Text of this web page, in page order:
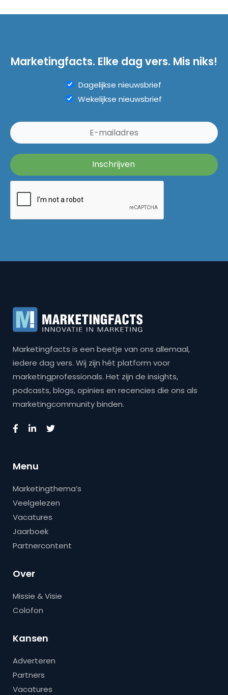
Marketingfacts. Elke dag vers. Mis niks!
Dagelijkse nieuwsbrief
Wekelijkse nieuwsbrief
Marketingfacts is een beetje van ons allemaal,
iedere dag vers. Wij zijn hét platform voor
marketingprofessionals. Het zijn de insights,
podcasts, blogs, opinies en recencies die ons als
marketingcommunity binden.
Menu
Marketingthema’s
Veelgelezen
Vacatures
Jaarboek
Partnercontent
Over
Missie & Visie
Colofon
Kansen
Adverteren
Partners
Vacatures